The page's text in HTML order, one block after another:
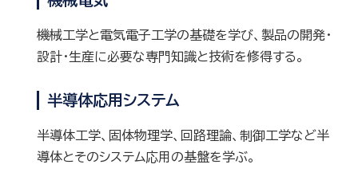
機械工学と電気電子工学の基礎を学び、製品の開発・
設計・生産に必要な専門知識と技術を修得する。
半導体応用システム
半導体工学、固体物理学、回路理論、制御工学など半
導体とそのシステム応用の基盤を学ぶ。